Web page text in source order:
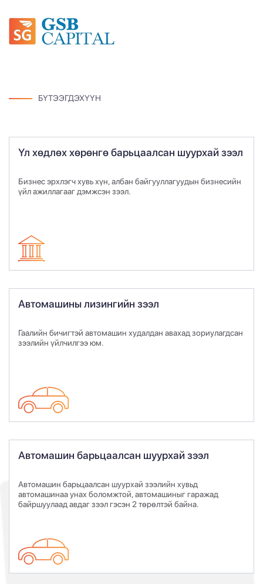
БҮТЭЭГДЭХҮҮН
Үл хөдлөх хөрөнгө барьцаалсан шуурхай зээл
Бизнес эрхлэгч хувь хүн, албан байгууллагуудын бизнесийн
үйл ажиллагааг дэмжсэн зээл.
Автомашины лизингийн зээл
Гаалийн бичигтэй автомашин худалдан авахад зориулагдсан
зээлийн үйлчилгээ юм.
Автомашин барьцаалсан шуурхай зээл
Автомашин барьцаалсан шуурхай зээлийн хувьд
автомашинаа унах боломжтой, автомашиныг гаражад
байршуулаад авдаг зээл гэсэн 2 төрөлтэй байна.